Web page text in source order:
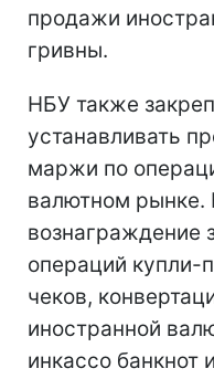
продажи
гривны.
НБУ также
устанавливать
маржи по
валютном рынке.
вознаграждение
операций
чеков,
иностранной
инкассо банкнот